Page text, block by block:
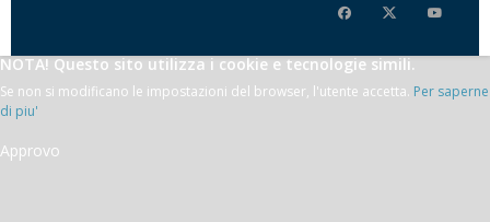
NOTA! Questo sito utilizza i cookie e tecnologie simili.
Se non si modificano le impostazioni del browser, l'utente accetta. Per saperne
di piu'
Approvo